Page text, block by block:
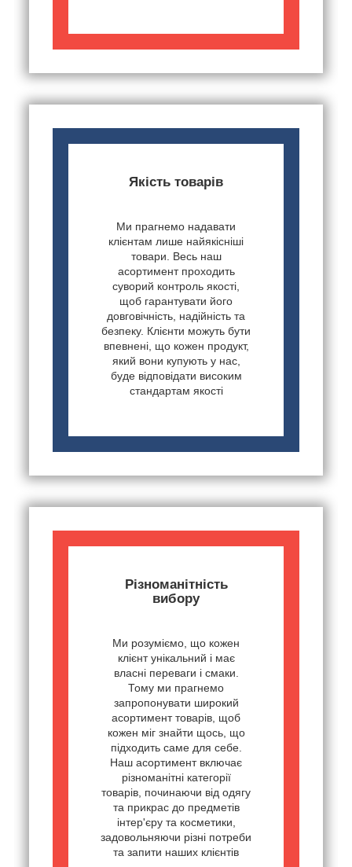
Якість товарів
Ми прагнемо надавати
клієнтам лише найякісніші
товари. Весь наш
асортимент проходить
суворий контроль якості,
щоб гарантувати його
довговічність, надійність та
безпеку. Клієнти можуть бути
впевнені, що кожен продукт,
який вони купують у нас,
буде відповідати високим
стандартам якості
Різноманітність
вибору
Ми розуміємо, що кожен
клієнт унікальний і має
власні переваги і смаки.
Тому ми прагнемо
запропонувати широкий
асортимент товарів, щоб
кожен міг знайти щось, що
підходить саме для себе.
Наш асортимент включає
різноманітні категорії
товарів, починаючи від одягу
та прикрас до предметів
інтер'єру та косметики,
задовольняючи різні потреби
та запити наших клієнтів